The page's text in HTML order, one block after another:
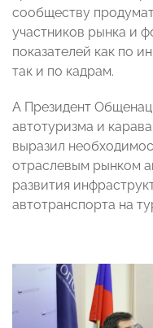
сообществу
участников рынка и
показателей как по
так и по кадрам.
А Президент
автотуризма и
выразил
отраслевым рынком
развития
автотранспорта на